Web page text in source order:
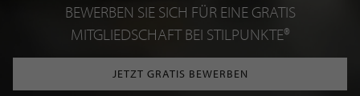
BEWERBEN SIE SICH FÜR EINE GRATIS
MITGLIEDSCHAFT BEI STILPUNKTE®
JETZT GRATIS BEWERBEN